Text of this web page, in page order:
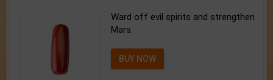
Ward off evil spirits and strengthen
Mars.
BUY NOW